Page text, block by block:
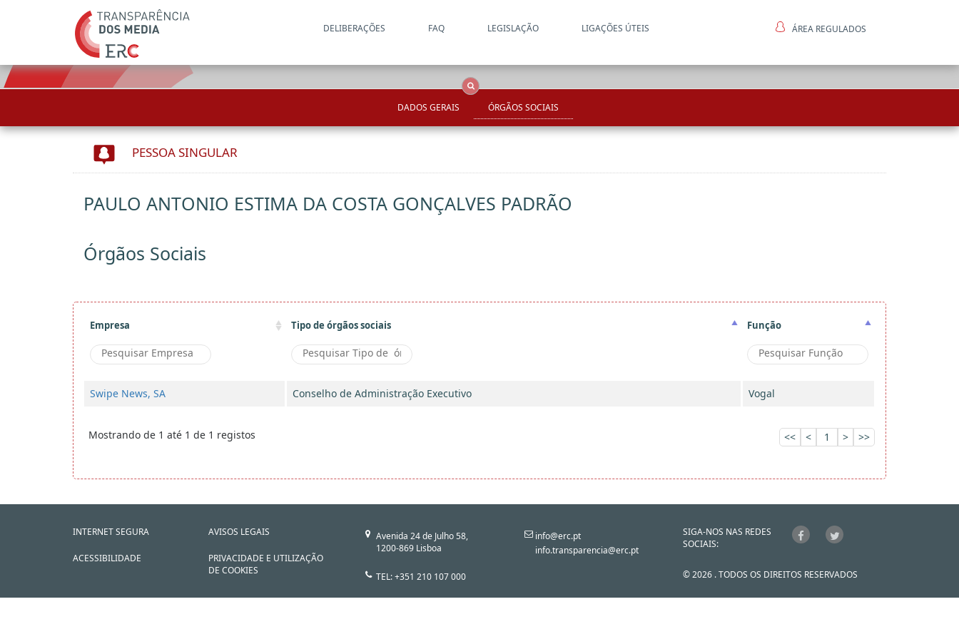
DELIBERAÇÕES FAQ LEGISLAÇÃO LIGAÇÕES ÚTEIS ÁREA REGULADOS
DADOS GERAIS ÓRGÃOS SOCIAIS
PESSOA SINGULAR
PAULO ANTONIO ESTIMA DA COSTA GONÇALVES PADRÃO
Órgãos Sociais
Empresa Tipo de órgãos sociais Função
Swipe News, SA Conselho de Administração Executivo Vogal
Mostrando de 1 até 1 de 1 registos << < 1 > >>
INTERNET SEGURA
ACESSIBILIDADE
AVISOS LEGAIS
PRIVACIDADE E UTILIZAÇÃO
DE COOKIES
Avenida 24 de Julho 58,
1200-869 Lisboa
TEL: +351 210 107 000
info@erc.pt
info.transparencia@erc.pt
SIGA-NOS NAS REDES
SOCIAIS:
© 2026 . TODOS OS DIREITOS RESERVADOS